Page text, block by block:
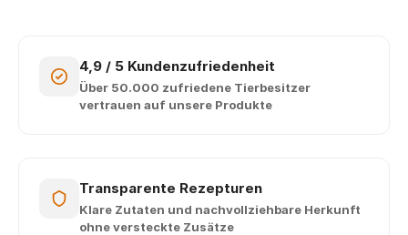
4,9 / 5 Kundenzufriedenheit
Über 50.000 zufriedene Tierbesitzer
vertrauen auf unsere Produkte
Transparente Rezepturen
Klare Zutaten und nachvollziehbare Herkunft
ohne versteckte Zusätze